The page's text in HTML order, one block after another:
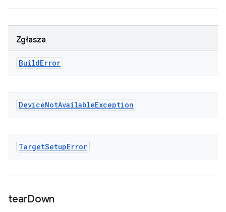
Zgłasza
BuildError
DeviceNotAvailableException
TargetSetupError
tearDown